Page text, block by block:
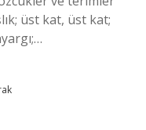
üst kat, üst kat;